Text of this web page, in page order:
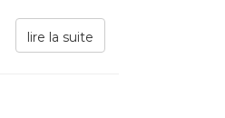
lire la suite